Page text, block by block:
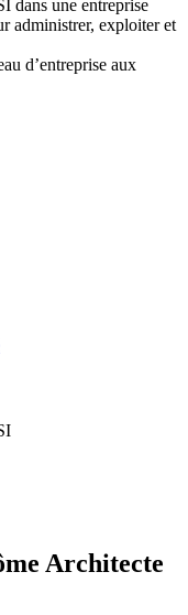
dans une entreprise
administrer, exploiter et
d’entreprise aux
Architecte